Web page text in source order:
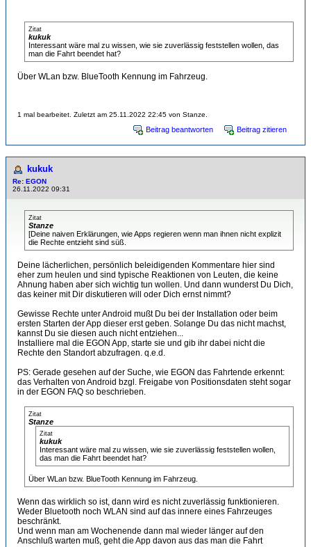
Zitat
kukuk
Interessant wäre mal zu wissen, wie sie zuverlässig feststellen wollen, das
man die Fahrt beendet hat?
Über WLan bzw. BlueTooth Kennung im Fahrzeug.
1 mal bearbeitet. Zuletzt am 25.11.2022 22:45 von Stanze.
Beitrag beantworten Beitrag zitieren
kukuk
Re: EGON
26.11.2022 09:31
Zitat
Stanze
[Deine naiven Erklärungen, wie Apps regieren wenn man ihnen nicht explizit
die Rechte entzieht sind süß.
Deine lächerlichen, persönlich beleidigenden Kommentare hier sind
eher zum heulen und sind typische Reaktionen von Leuten, die keine
Ahnung haben aber sich wichtig tun wollen. Und dann wunderst Du Dich,
das keiner mit Dir diskutieren will oder Dich ernst nimmt?
Gewisse Rechte unter Android mußt Du bei der Installation oder beim
ersten Starten der App dieser erst geben. Solange Du das nicht machst,
kannst Du sie diesen auch nicht entziehen...
Installiere mal die EGON App, starte sie und gib ihr dabei nicht die
Rechte den Standort abzufragen. q.e.d.
PS: Gerade gesehen auf der Suche, wie EGON das Fahrtende erkennt:
das Verhalten von Android bzgl. Freigabe von Positionsdaten steht sogar
in der EGON FAQ so beschrieben.
Zitat
Stanze
Zitat
kukuk
Interessant wäre mal zu wissen, wie sie zuverlässig feststellen wollen,
das man die Fahrt beendet hat?
Über WLan bzw. BlueTooth Kennung im Fahrzeug.
Wenn das wirklich so ist, dann wird es nicht zuverlässig funktionieren.
Weder Bluetooth noch WLAN sind auf das innere eines Fahrzeuges
beschränkt.
Und wenn man am Wochenende dann mal wieder länger auf den
Anschluß warten muß, geht die App davon aus das man die Fahrt